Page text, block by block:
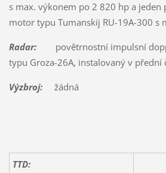
s max. výkonem po 2 820 hp a
motor typu Tumanskij RU-19A-300 s
Radar:povětrnostní impulsní
typu Groza-26A, instalovaný v přední
Výzbroj:žádná
TTD: